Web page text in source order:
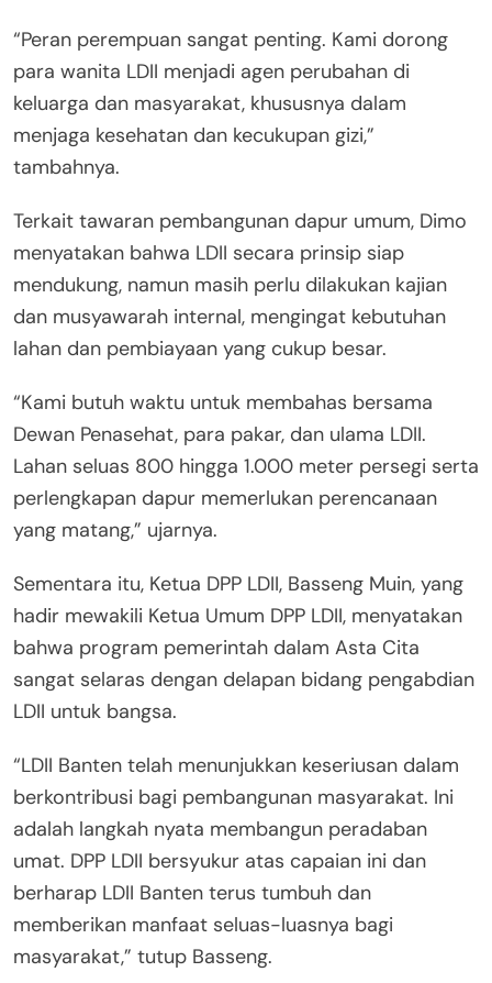
“Peran perempuan sangat penting. Kami dorong
para wanita LDII menjadi agen perubahan di
keluarga dan masyarakat, khususnya dalam
menjaga kesehatan dan kecukupan gizi,”
tambahnya.
Terkait tawaran pembangunan dapur umum, Dimo
menyatakan bahwa LDII secara prinsip siap
mendukung, namun masih perlu dilakukan kajian
dan musyawarah internal, mengingat kebutuhan
lahan dan pembiayaan yang cukup besar.
“Kami butuh waktu untuk membahas bersama
Dewan Penasehat, para pakar, dan ulama LDII.
Lahan seluas 800 hingga 1.000 meter persegi serta
perlengkapan dapur memerlukan perencanaan
yang matang,” ujarnya.
Sementara itu, Ketua DPP LDII, Basseng Muin, yang
hadir mewakili Ketua Umum DPP LDII, menyatakan
bahwa program pemerintah dalam Asta Cita
sangat selaras dengan delapan bidang pengabdian
LDII untuk bangsa.
“LDII Banten telah menunjukkan keseriusan dalam
berkontribusi bagi pembangunan masyarakat. Ini
adalah langkah nyata membangun peradaban
umat. DPP LDII bersyukur atas capaian ini dan
berharap LDII Banten terus tumbuh dan
memberikan manfaat seluas-luasnya bagi
masyarakat,” tutup Basseng.